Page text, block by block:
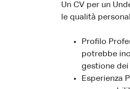
Un CV per un
le qualità
Profilo
potrebbe
gestione dei
Esperienza